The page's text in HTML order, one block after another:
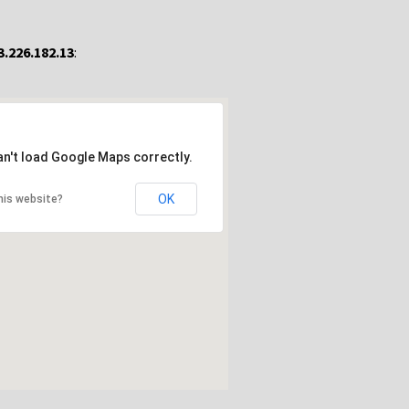
:
load Google Maps correctly.
website? OK